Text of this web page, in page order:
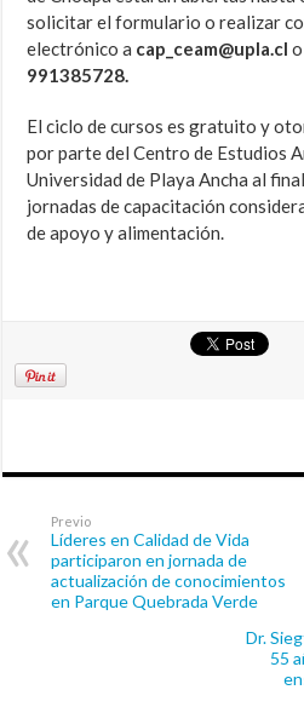
solicitar el formulario o realizar
electrónico a cap_ceam@upla.clo
991385728.
El ciclo de cursos es gratuito y
por parte del Centro de Estudios
Universidad de Playa Ancha al
jornadas de capacitación
de apoyo y alimentación.
Previo
Líderes en Calidad de Vida
participaron en jornada de
actualización de conocimientos
en Parque Quebrada Verde
Dr.
55